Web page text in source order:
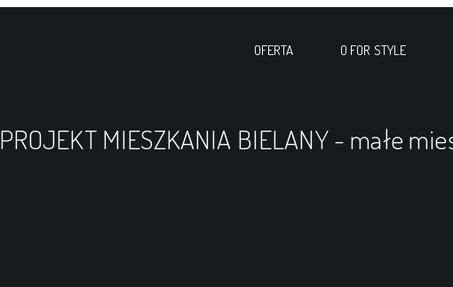
OFERTA O FOR STYLE
PROJEKT MIESZKANIA BIELANY - małe